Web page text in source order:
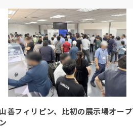
山善フィリピン、比初の展示場オープ
ン